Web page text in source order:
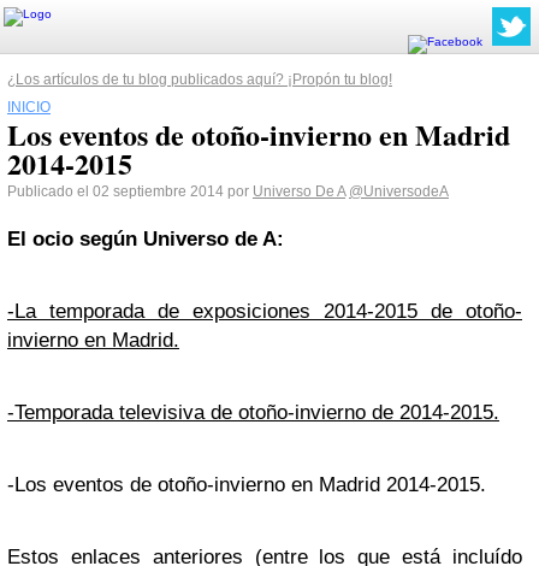
¿Los artículos de tu blog publicados aquí? ¡Propón tu blog!
INICIO
Los eventos de otoño-invierno en Madrid
2014-2015
Publicado el 02 septiembre 2014 por Universo De A @UniversodeA
El ocio según Universo de A:
-La temporada de exposiciones 2014-2015 de otoño-
invierno en Madrid.
-Temporada televisiva de otoño-invierno de 2014-2015.
-Los eventos de otoño-invierno en Madrid 2014-2015.
Estos enlaces anteriores (entre los que está incluído